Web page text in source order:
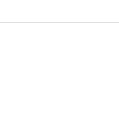
(EtO) mit einer